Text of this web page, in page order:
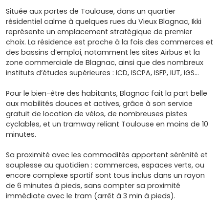
Située aux portes de Toulouse, dans un quartier
résidentiel calme à quelques rues du Vieux Blagnac, Ikki
représente un emplacement stratégique de premier
choix. La résidence est proche à la fois des commerces et
des bassins d’emploi, notamment les sites Airbus et la
zone commerciale de Blagnac, ainsi que des nombreux
instituts d’études supérieures : ICD, ISCPA, ISFP, IUT, IGS…
Pour le bien-être des habitants, Blagnac fait la part belle
aux mobilités douces et actives, grâce à son service
gratuit de location de vélos, de nombreuses pistes
cyclables, et un tramway reliant Toulouse en moins de 10
minutes.
Sa proximité avec les commodités apportent sérénité et
souplesse au quotidien : commerces, espaces verts, ou
encore complexe sportif sont tous inclus dans un rayon
de 6 minutes à pieds, sans compter sa proximité
immédiate avec le tram (arrêt à 3 min à pieds).